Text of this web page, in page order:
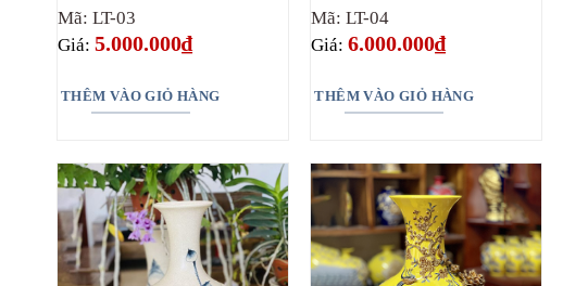
Mã: LT-03
Giá: 5.000.000₫
THÊM VÀO GIỎ HÀNG
Mã: LT-04
Giá:6.000.000₫
THÊM VÀO GIỎ HÀNG